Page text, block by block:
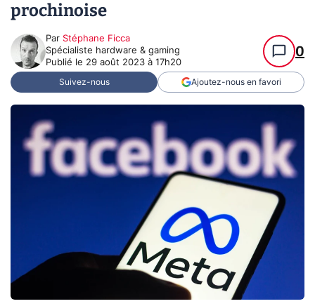
prochinoise
Par Stéphane Ficca
Spécialiste hardware & gaming
Publié le 29 août 2023 à 17h20
0
Suivez-nous Ajoutez-nous en favori